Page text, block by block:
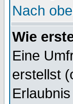
Nach
Wie
Eine
erstellst